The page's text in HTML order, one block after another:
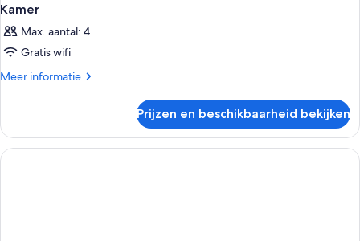
Kamer
Max. aantal: 4
Gratis wifi
Meer informatie
Meer
Prijzen en beschikbaarheid bekijken